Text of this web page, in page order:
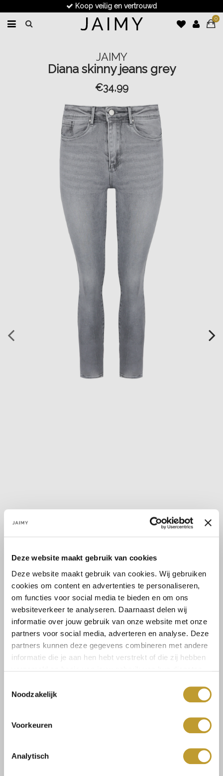
Deze website maakt gebruik van cookies
Deze website maakt gebruik van cookies. Wij gebruiken
cookies om content en advertenties te personaliseren,
om functies voor social media te bieden en om ons
websiteverkeer te analyseren. Daarnaast delen wij
informatie over jouw gebruik van onze website met onze
partners voor social media, adverteren en analyse. Deze
partners kunnen deze gegevens combineren met andere
informatie die je aan hen hebt verstrekt of die zij hebben
Noodzakelijk
Voorkeuren
Analytisch
Koop veilig en vertrouwd
0
JAIMY
Diana skinny jeans grey
€34,99
PERFECT BASIC! De Diana skinny jeans zijn een perfecte basic
wassing aan de achterkant zit een push up effect....
Lees meer
Maat:
Toevoegen aan winkelwagen
Verzenden & retourneren